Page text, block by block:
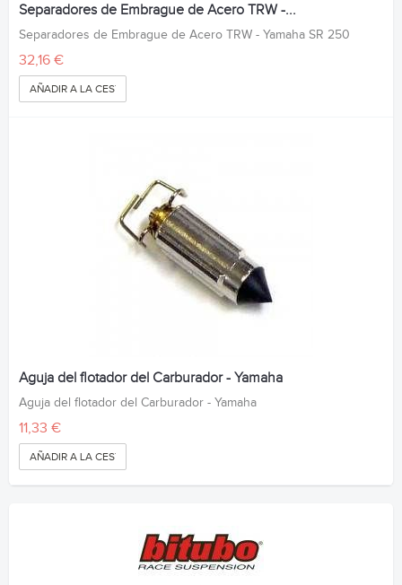
Separadores de Embrague de Acero TRW -...
Separadores de Embrague de Acero TRW - Yamaha SR 250
32,16 €
AÑADIR A LA CESTA
Aguja del flotador del Carburador - Yamaha
Aguja del flotador del Carburador - Yamaha
11,33 €
AÑADIR A LA CESTA